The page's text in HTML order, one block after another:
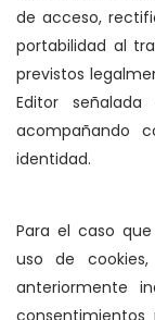
de acceso,
portabilidad al
previstos
Editor
acompañando
identidad.
Para el caso
uso de
anteriormente